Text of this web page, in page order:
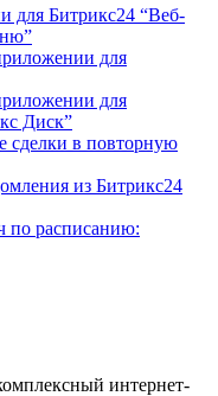
для Битрикс24 “Веб-
для
для
Диск”
сделки в повторную
из Битрикс24
по расписанию:
интернет-